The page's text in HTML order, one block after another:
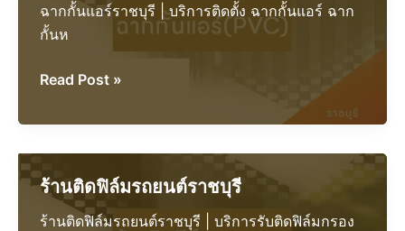
ฉากกั้นแอร์ราชบุรี | บริการติดตั้ง ฉากกั้นแอร์ ฉาก
กั้นห
ฉาก
แอร์
Read Post »
ร้านติดฟิล์มรถยนต์ราชบุรี
ร้านติดฟิล์มรถยนต์ราชบุรี | บริการรับติดฟิล์มกรอง